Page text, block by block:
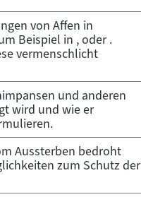
von Affen in
Beispiel in , oder .
vermenschlicht
und anderen
wird und wie er
Aussterben bedroht
zum Schutz der